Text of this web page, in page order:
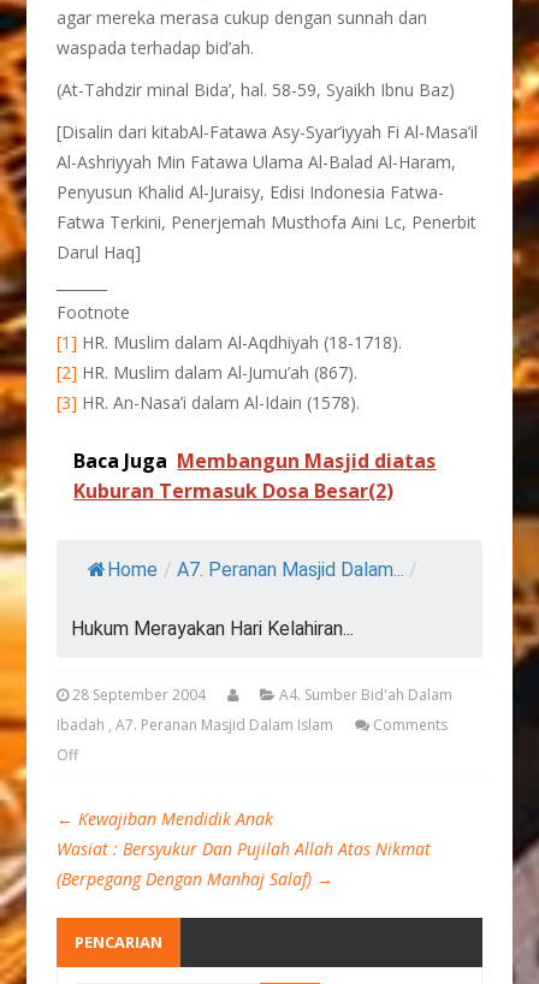
agar mereka merasa cukup dengan sunnah dan
waspada terhadap bid’ah.
(At-Tahdzir minal Bida’, hal. 58-59, Syaikh Ibnu Baz)
[Disalin dari kitabAl-Fatawa Asy-Syar’iyyah Fi Al-Masa’il
Al-Ashriyyah Min Fatawa Ulama Al-Balad Al-Haram,
Penyusun Khalid Al-Juraisy, Edisi Indonesia Fatwa-
Fatwa Terkini, Penerjemah Musthofa Aini Lc, Penerbit
Darul Haq]
Footnote
[1] HR. Muslim dalam Al-Aqdhiyah (18-1718).
[2] HR. Muslim dalam Al-Jumu’ah (867).
[3] HR. An-Nasa’i dalam Al-Idain (1578).
Baca Juga Membangun Masjid diatas
Kuburan Termasuk Dosa Besar(2)
Home / A7. Peranan Masjid Dalam... /
Hukum Merayakan Hari Kelahiran...
28 September 2004
A4. Sumber Bid'ah Dalam
Ibadah ,A7. Peranan Masjid Dalam Islam
Comments
Off
← Kewajiban Mendidik Anak
Wasiat : Bersyukur Dan Pujilah Allah Atas Nikmat
(Berpegang Dengan Manhaj Salaf) →
PENCARIAN